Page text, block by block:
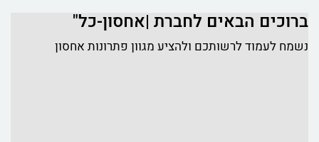
ברוכים הבאים לחברת |אחסון-כל"
נשמח לעמוד לרשותכם ולהציע מגוון פתרונות אחסון